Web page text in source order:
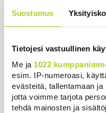
Suostumus
Tietojesi vastuullinen
Me ja 1022
esim. IP-numeroasi,
evästeitä, tallentamaan ja
jotta voimme tarjota
tehdä mainosten ja
Reuters: FBI aloitti
huolissaan – ”Loistava
Uutiset | 5.8.2026 22:07
Ruotsin kuningas
käyttöön Ylitorniolla
Uutiset | 4.8.2026 11:02